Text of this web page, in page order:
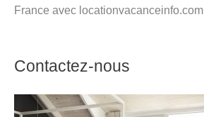
France avec locationvacanceinfo.com
Contactez-nous